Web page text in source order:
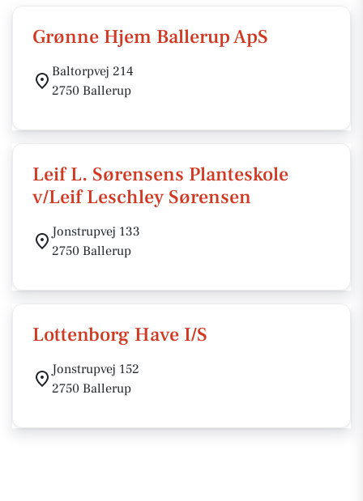
Grønne Hjem Ballerup ApS
Baltorpvej 214
2750 Ballerup
Leif L. Sørensens Planteskole
v/Leif Leschley Sørensen
Jonstrupvej 133
2750 Ballerup
Lottenborg Have I/S
Jonstrupvej 152
2750 Ballerup